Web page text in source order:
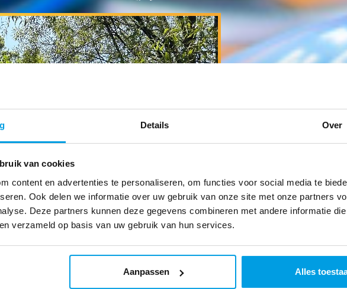
Details Over
van cookies
content en advertenties te personaliseren, om functies voor social media te
Ook delen we informatie over uw gebruik van onze site met onze partners
Deze partners kunnen deze gegevens combineren met andere informatie
verzameld op basis van uw gebruik van hun services.
Aanpassen Alles